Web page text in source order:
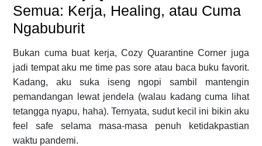
Semua: Kerja, Healing, atau Cuma
Ngabuburit
Bukan cuma buat kerja, Cozy Quarantine Corner juga
jadi tempat aku me time pas sore atau baca buku favorit.
Kadang, aku suka iseng ngopi sambil mantengin
pemandangan lewat jendela (walau kadang cuma lihat
tetangga nyapu, haha). Ternyata, sudut kecil ini bikin aku
feel safe selama masa-masa penuh ketidakpastian
waktu pandemi.